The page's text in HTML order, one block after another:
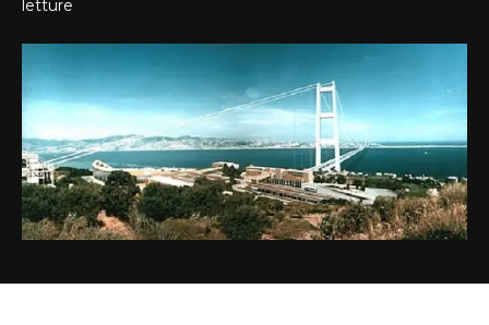
letture